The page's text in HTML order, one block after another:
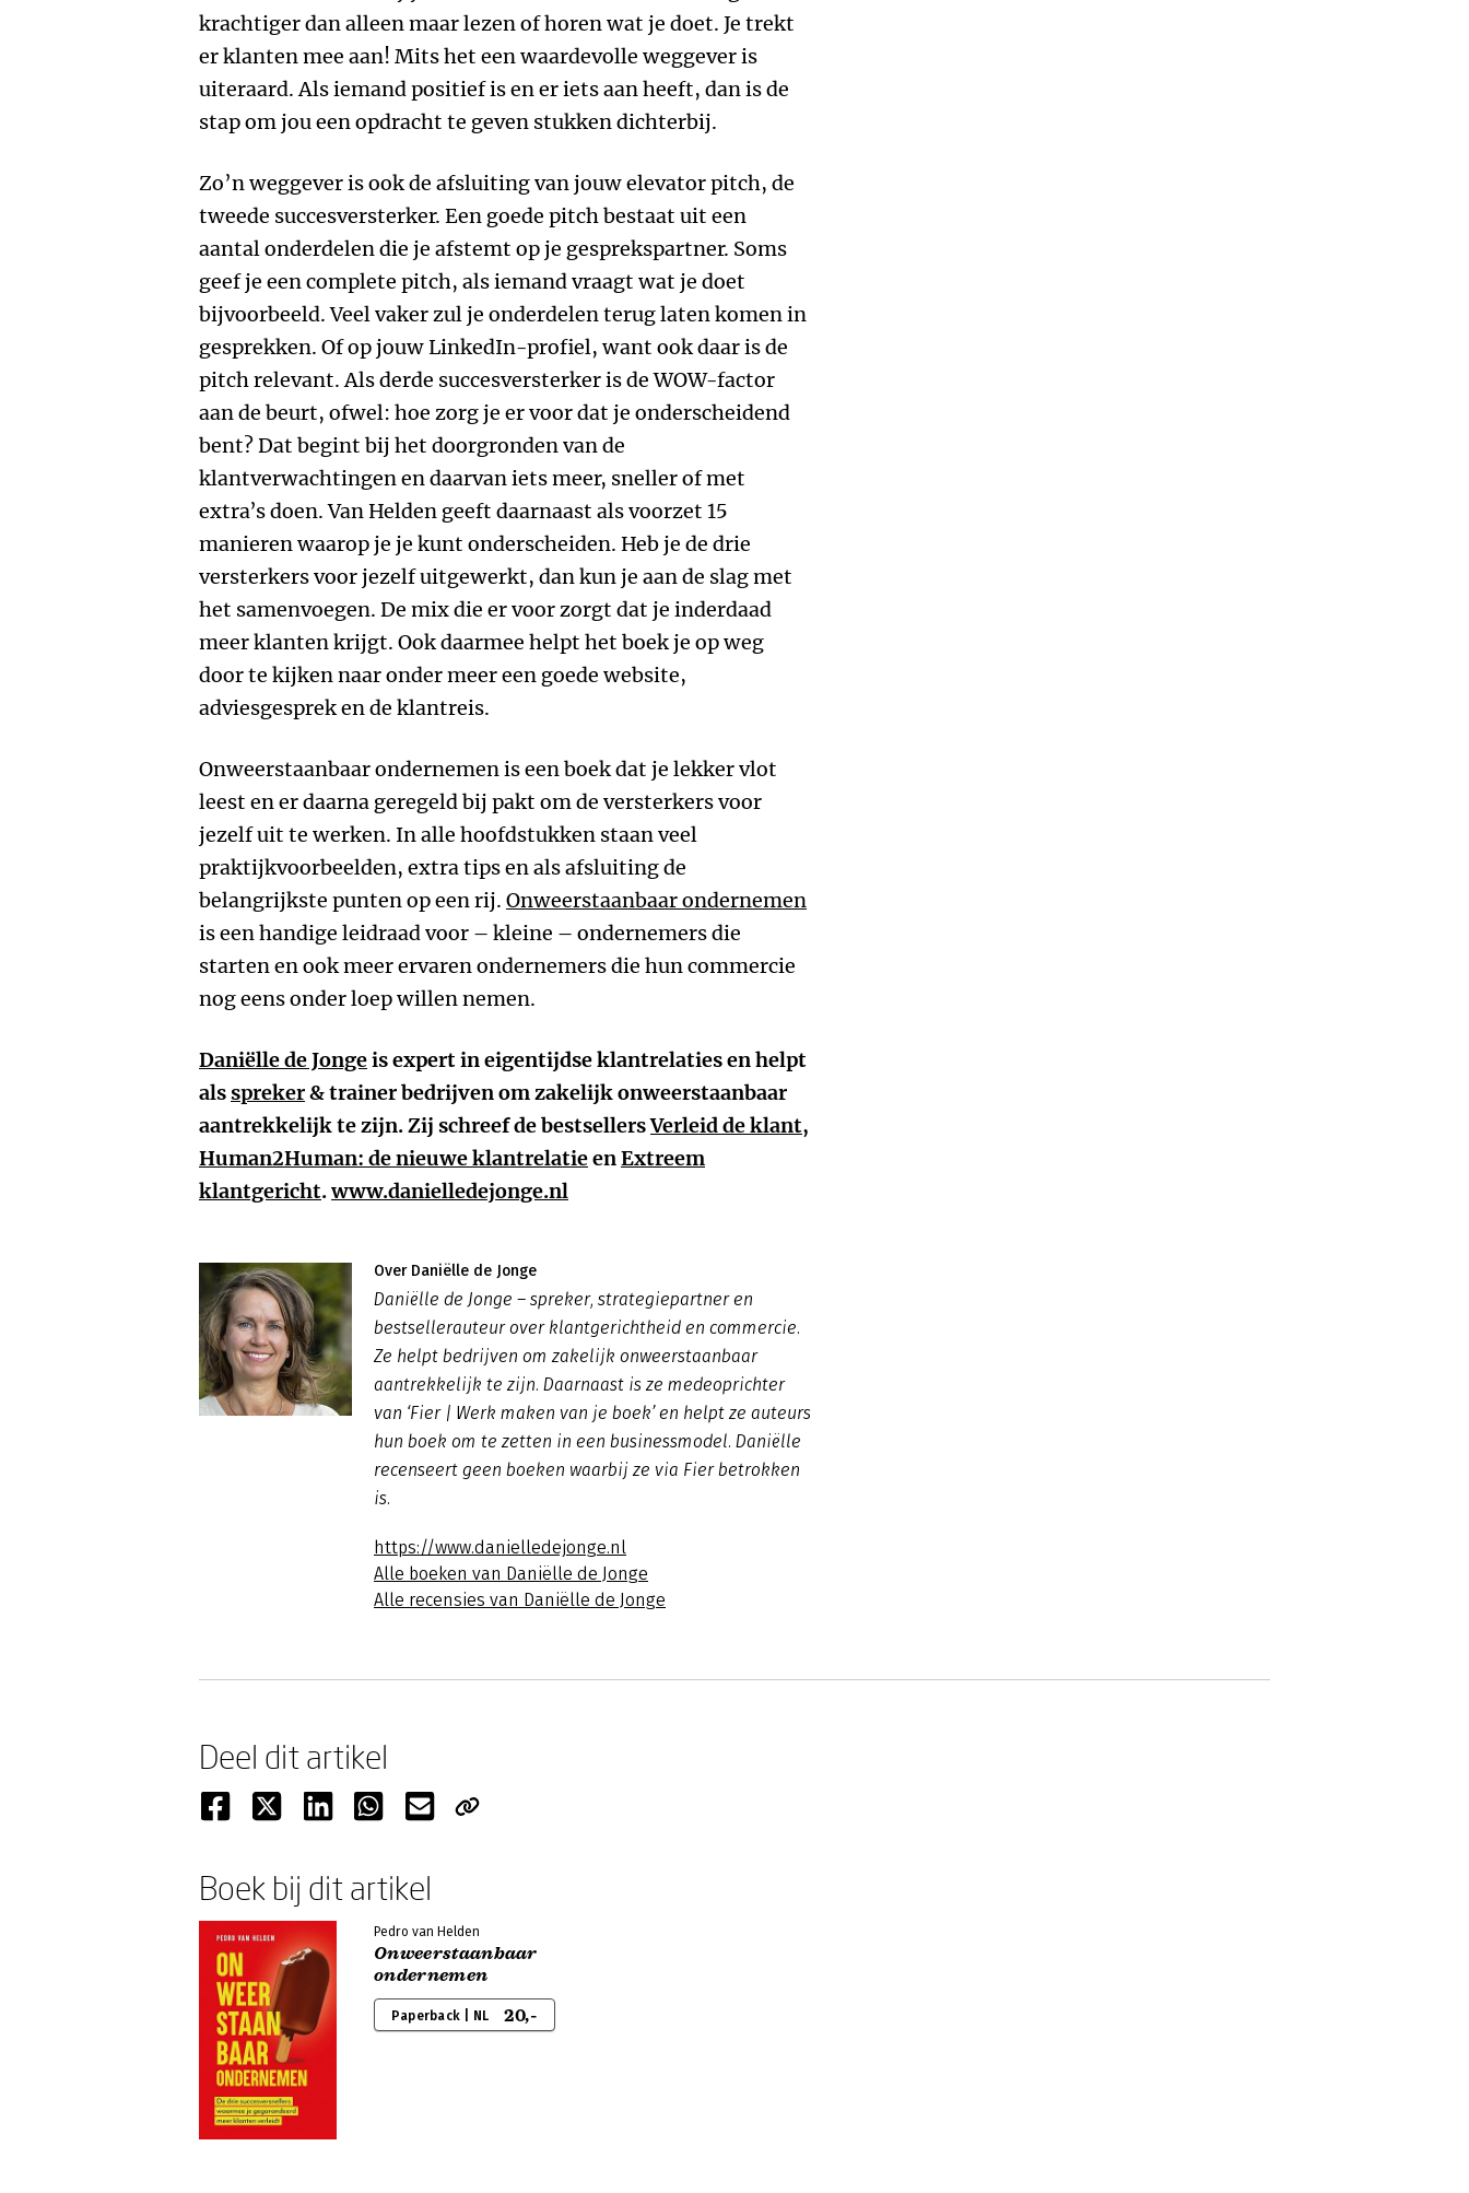
krachtiger dan alleen maar lezen of horen wat je doet. Je trekt
er klanten mee aan! Mits het een waardevolle weggever is
uiteraard. Als iemand positief is en er iets aan heeft, dan is de
stap om jou een opdracht te geven stukken dichterbij.
Zo’n weggever is ook de afsluiting van jouw elevator pitch, de
tweede succesversterker. Een goede pitch bestaat uit een
aantal onderdelen die je afstemt op je gesprekspartner. Soms
geef je een complete pitch, als iemand vraagt wat je doet
bijvoorbeeld. Veel vaker zul je onderdelen terug laten komen in
gesprekken. Of op jouw LinkedIn-profiel, want ook daar is de
pitch relevant. Als derde succesversterker is de WOW-factor
aan de beurt, ofwel: hoe zorg je er voor dat je onderscheidend
bent? Dat begint bij het doorgronden van de
klantverwachtingen en daarvan iets meer, sneller of met
extra’s doen. Van Helden geeft daarnaast als voorzet 15
manieren waarop je je kunt onderscheiden. Heb je de drie
versterkers voor jezelf uitgewerkt, dan kun je aan de slag met
het samenvoegen. De mix die er voor zorgt dat je inderdaad
meer klanten krijgt. Ook daarmee helpt het boek je op weg
door te kijken naar onder meer een goede website,
adviesgesprek en de klantreis.
Onweerstaanbaar ondernemen is een boek dat je lekker vlot
leest en er daarna geregeld bij pakt om de versterkers voor
jezelf uit te werken. In alle hoofdstukken staan veel
praktijkvoorbeelden, extra tips en als afsluiting de
belangrijkste punten op een rij. Onweerstaanbaar ondernemen
is een handige leidraad voor – kleine – ondernemers die
starten en ook meer ervaren ondernemers die hun commercie
nog eens onder loep willen nemen.
Daniëlle de Jongeis expert in eigentijdse klantrelaties en helpt
als spreker& trainer bedrijven om zakelijk onweerstaanbaar
aantrekkelijk te zijn. Zij schreef de bestsellersVerleid de klant,
Human2Human: de nieuwe klantrelatieenExtreem
klantgericht.www.danielledejonge.nl
Over Daniëlle de Jonge
Daniëlle de Jonge – spreker, strategiepartner en
bestsellerauteur over klantgerichtheid en commercie.
Ze helpt bedrijven om zakelijk onweerstaanbaar
aantrekkelijk te zijn. Daarnaast is ze medeoprichter
van ‘Fier | Werk maken van je boek’ en helpt ze auteurs
hun boek om te zetten in een businessmodel. Daniëlle
recenseert geen boeken waarbij ze via Fier betrokken
is.
https://www.danielledejonge.nl
Alle boeken van Daniëlle de Jonge
Alle recensies van Daniëlle de Jonge
Deel dit artikel
Boek bij dit artikel
Pedro van Helden
Onweerstaanbaar
ondernemen
Paperback | NL 20,-